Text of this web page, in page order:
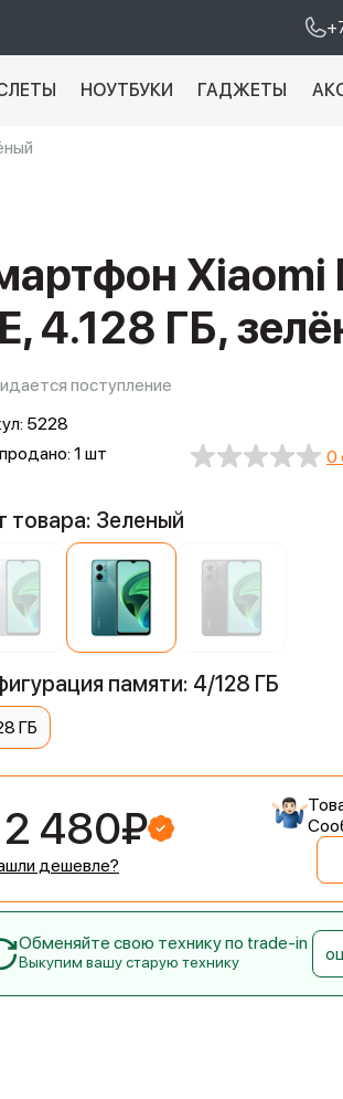
НОУТБУКИ ГАДЖЕТЫ
Xiaomi
4.128 ГБ,
поступление
5228
1 шт
0
товара: Зеленый
памяти: 4/128 ГБ
ГБ
480₽
дешевле?
Обменяйте свою технику по trade-in
Выкупим вашу старую технику